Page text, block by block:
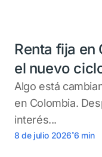
Renta fija en
el nuevo
Algo está
en Colombia.
interés...
8 de julio 2026.6 min